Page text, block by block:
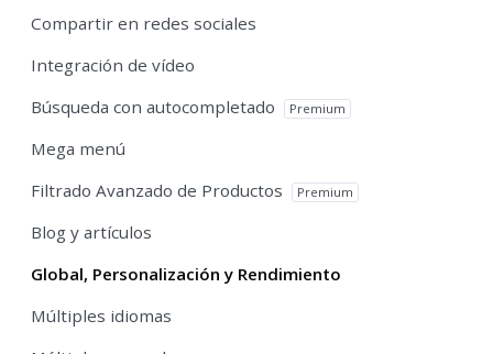
Compartir en redes sociales
Integración de vídeo
Búsqueda con autocompletado
Premium
Mega menú
Filtrado Avanzado de Productos
Premium
Blog y artículos
Global, Personalización y Rendimiento
Múltiples idiomas